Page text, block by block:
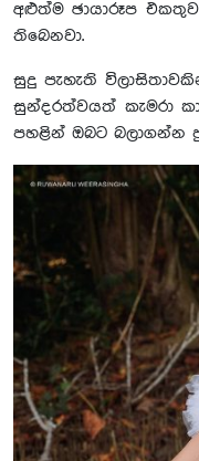
අළුත්ම ඡායාරූප
තිබෙනවා.
සුදු පැහැති
සුන්දරත්වයත් කැමරා
පහළින් ඔබට බලාගන්න